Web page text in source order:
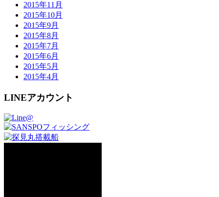
2015年11月
2015年10月
2015年9月
2015年8月
2015年7月
2015年6月
2015年5月
2015年4月
LINEアカウント